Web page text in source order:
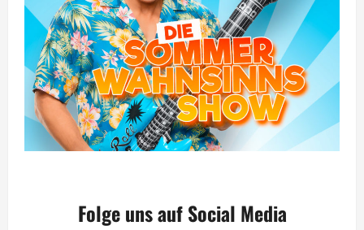
Folge uns auf Social Media